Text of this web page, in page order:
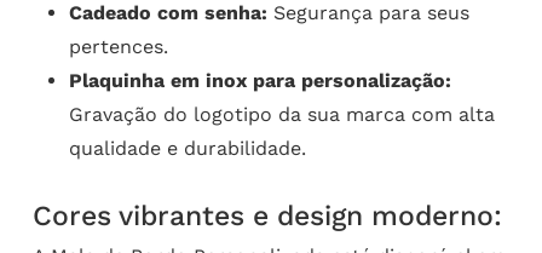
Cadeado com senha: Segurança para seus
pertences.
Plaquinha em inox para personalização:
Gravação do logotipo da sua marca com alta
qualidade e durabilidade.
Cores vibrantes e design moderno: